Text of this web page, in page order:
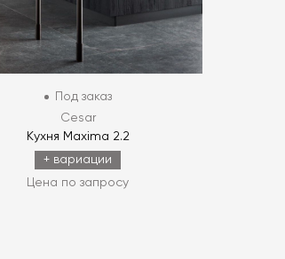
Под заказ
Cesar
Кухня Maxima 2.2
+ вариации
Цена по запросу